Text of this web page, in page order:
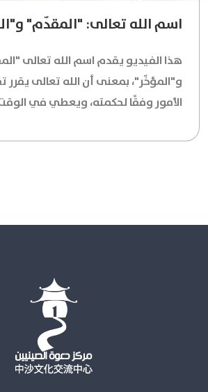
اسم الله تعالى: "المقدّم"
هذا الفيديو يقدم اسم الله تعالى
و"المؤخّر"، بمعنى أن الله تعالى يقرر
الأمور وفقًا لحكمته، ويعطي في